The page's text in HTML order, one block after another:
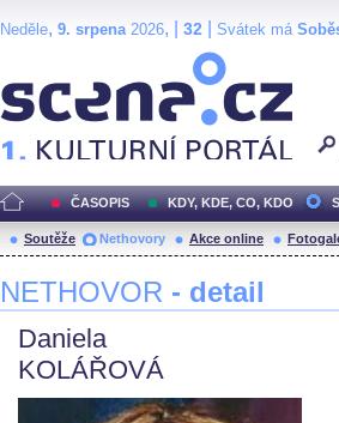
Neděle, 9. srpena2026, | 32 Svátek má
ČASOPIS KDY, KDE, CO, KDO
Soutěže Nethovory Akce online
NETHOVOR - detail
Daniela
KOLÁŘOVÁ